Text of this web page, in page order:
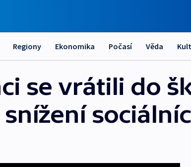
Regiony Ekonomika Počasí Věda
se vrátili do